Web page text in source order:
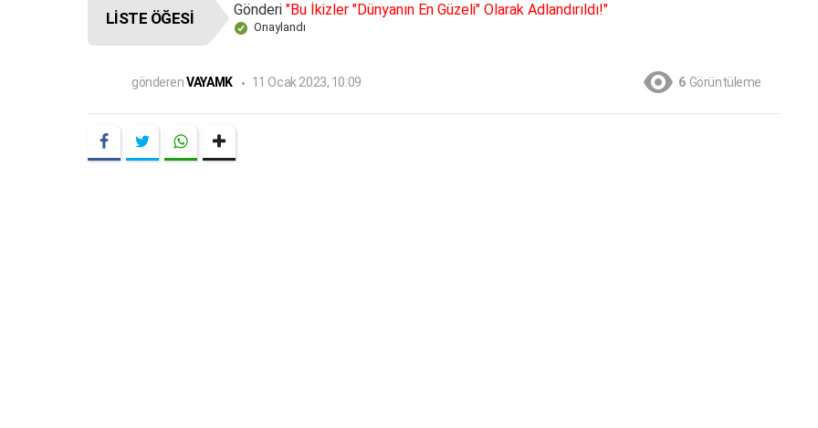
LISTE ÖĞESI Gönderi"Bu İkizler "Dünyanın En Güzeli" Olarak Adlandırıldı!"
Onaylandı
gönderen VAYAMK 11 Ocak 2023, 10:09 6 Görüntüleme